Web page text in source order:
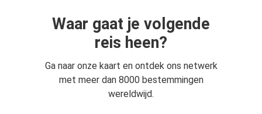
Waar gaat je volgende
reis heen?
Ga naar onze kaart en ontdek ons netwerk
met meer dan 8000 bestemmingen
wereldwijd.